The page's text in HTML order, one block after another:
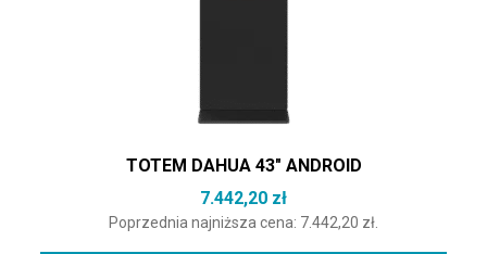
TOTEM DAHUA 43″ ANDROID
7.442,20 zł
Poprzednia najniższa cena: 7.442,20 zł.